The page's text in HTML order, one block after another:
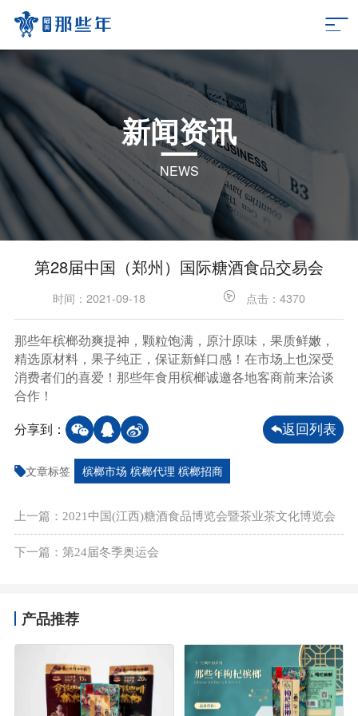
新闻资讯
NEWS
第28届中国（郑州）国际糖酒食品交易会
时间：2021-09-18 点击：4370
那些年槟榔劲爽提神，颗粒饱满，原汁原味，果质鲜嫩，
精选原材料，果子纯正，保证新鲜口感！在市场上也深受
消费者们的喜爱！那些年食用槟榔诚邀各地客商前来洽谈
合作！
分享到： 返回列表
文章标签 槟榔市场 槟榔代理 槟榔招商
上一篇：2021中国(江西)糖酒食品博览会暨茶业茶文化博览会
下一篇：第24届冬季奥运会
产品推荐